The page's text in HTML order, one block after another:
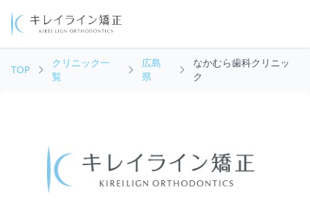
TOP
クリニック一
覧
広島
県
なかむら歯科クリニッ
ク